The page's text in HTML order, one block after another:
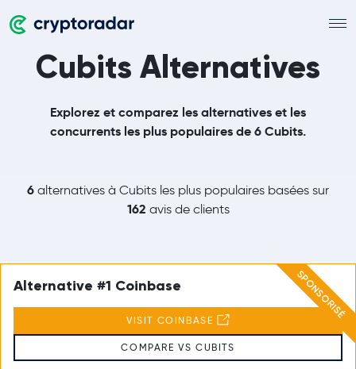
Cubits Alternatives
Explorez et comparez les alternatives et les
concurrents les plus populaires de 6 Cubits.
6 alternatives à Cubits les plus populaires basées sur
162 avis de clients
SPONSORISÉ
Alternative #1 Coinbase
VISIT COINBASE
COMPARE VS CUBITS